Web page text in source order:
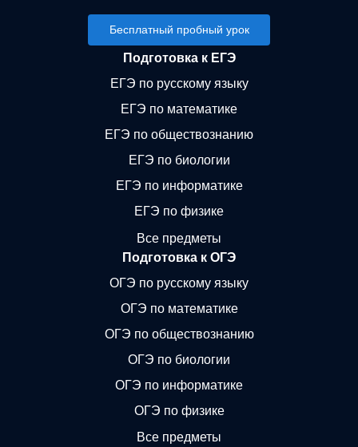
Бесплатный пробный урок
Подготовка к ЕГЭ
ЕГЭ по русскому языку
ЕГЭ по математике
ЕГЭ по обществознанию
ЕГЭ по биологии
ЕГЭ по информатике
ЕГЭ по физике
Все предметы
Подготовка к ОГЭ
ОГЭ по русскому языку
ОГЭ по математике
ОГЭ по обществознанию
ОГЭ по биологии
ОГЭ по информатике
ОГЭ по физике
Все предметы